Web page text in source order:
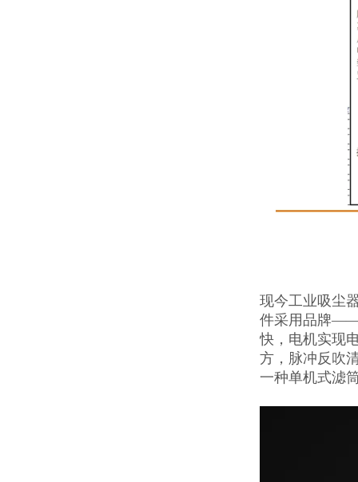
现今工业吸尘
件采用品牌——
快，电机实现
方，脉冲反吹
一种单机式滤